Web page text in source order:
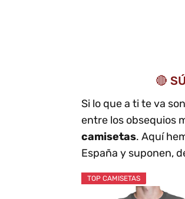
🔴
Si lo que a ti te va son
entre los obsequios
camisetas. Aquí
España y suponen,
TOP CAMISETAS